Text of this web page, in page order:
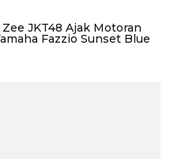
JKT48 Ajak Motoran
Fazzio Sunset Blue